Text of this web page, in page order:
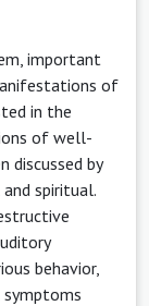
important
of
in the
of well-
discussed by
spiritual.
behavior,
symptoms